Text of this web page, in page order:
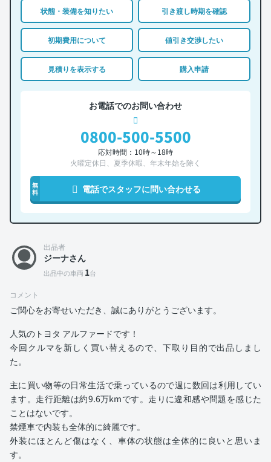
状態・装備を知りたい 引き渡し時期を確認
初期費用について 値引き交渉したい
見積りを表示する 購入申請
お電話でのお問い合わせ
0800-500-5500
応対時間：10時～18時
火曜定休日、夏季休暇、年末年始を除く
無
料
電話でスタッフに問い合わせる
出品者
ジーナさん
出品中の車両 1台
コメント
ご関心をお寄せいただき、誠にありがとうございます。
人気のトヨタ アルファードです！
今回クルマを新しく買い替えるので、下取り目的で出品しまし
た。
主に買い物等の日常生活で乗っているので週に数回は利用してい
ます。走行距離は約9.6万kmです。走りに違和感や問題を感じた
ことはないです。
禁煙車で内装も全体的に綺麗です。
外装にほとんど傷はなく、車体の状態は全体的に良いと思いま
す。